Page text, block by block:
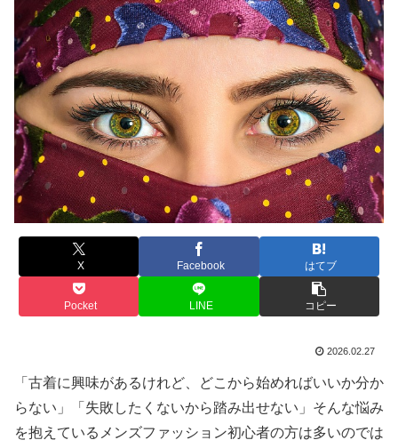
X Facebook はてブ
Pocket LINE コピー
2026.02.27
「古着に興味があるけれど、どこから始めればいいか分か
らない」「失敗したくないから踏み出せない」そんな悩み
を抱えているメンズファッション初心者の方は多いのでは